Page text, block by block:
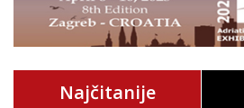
Najčitanije